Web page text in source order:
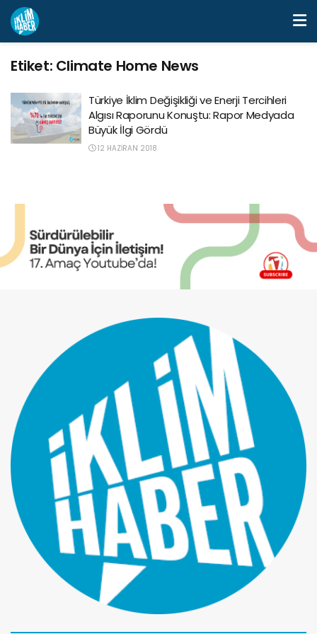
Etiket: Climate Home News
Türkiye İklim Değişikliği ve Enerji Tercihleri
Algısı Raporunu Konuştu: Rapor Medyada
Büyük İlgi Gördü
12 HAZIRAN 2018